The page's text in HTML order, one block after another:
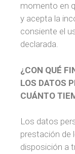
momento en
y acepta la
consiente el
declarada.
¿CON QUÉ
LOS DATOS
CUÁNTO
Los datos
prestación de
disposición a